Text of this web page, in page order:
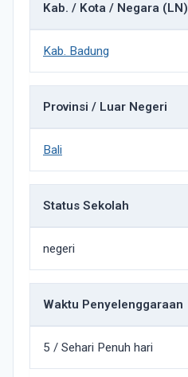
Kab. / Kota / Negara (LN)
Kab. Badung
Provinsi / Luar Negeri
Bali
Status Sekolah
negeri
Waktu Penyelenggaraan
5 / Sehari Penuh hari